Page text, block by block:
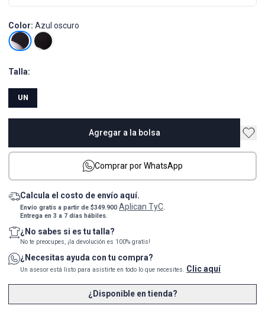
Color: Azul oscuro
Talla:
UN
Agregar a la bolsa
Comprar por WhatsApp
Calcula el costo de envío aquí.
Envío gratis a partir de $349.900Aplican TyC.
Entrega en 3 a 7 días hábiles.
¿No sabes si es tu talla?
No te preocupes, ¡la devolución es 100% gratis!
¿Necesitas ayuda con tu compra?
Un asesor está listo para asistirte en todo lo que necesites. Clic aquí
¿Disponible en tienda?